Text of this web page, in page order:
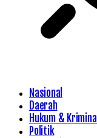
Nasional
Daerah
Hukum & Kriminal
Politik